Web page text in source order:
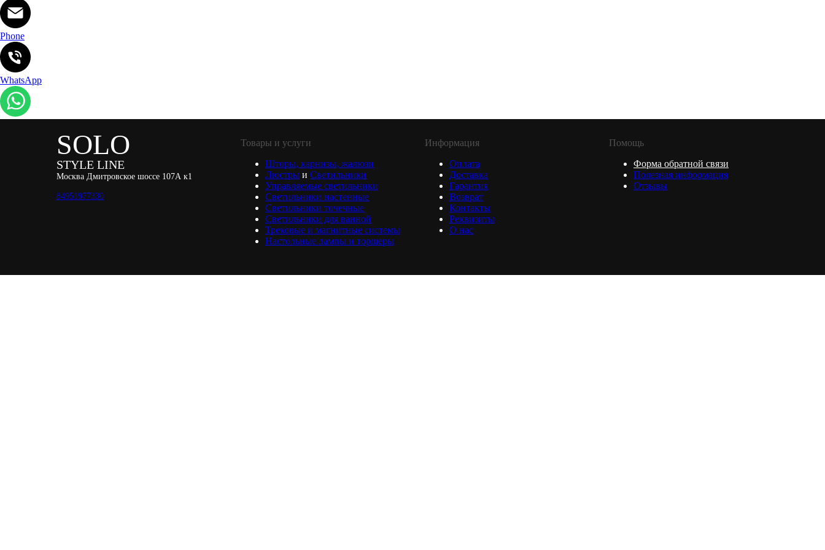
Phone
WhatsApp
SOLO
STYLE LINE
Москва Дмитровское шоссе 107А к1
84951977330
Товары и услуги
Шторы, карнизы, жалюзи
Люстры и Светильники
Управляемые светильники
Светильники настенные
Светильники точечные
Светильники для ванной
Трековые и магнитные системы
Настольные лампы и торшеры
Информация
Оплата
Доставка
Гарантия
Возврат
Контакты
Реквизиты
О нас
Помощь
Форма обратной связи
Полезная информация
Отзывы